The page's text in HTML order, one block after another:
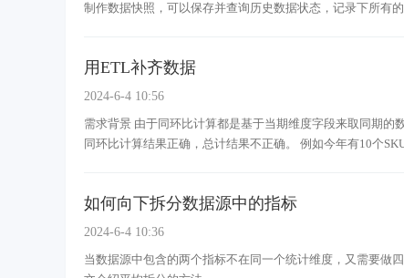
制作数据快照，可以保存并查询历史数据状态，记录下所有的
用ETL补齐数据
2024-6-4 10:56
需求背景 由于同环比计算都是基于当期维度字段来取同期
同环比计算结果正确，总计结果不正确。 例如今年有10个
如何向下拆分数据源中的指标
2024-6-4 10:36
当数据源中包含的两个指标不在同一个统计维度，又需要做